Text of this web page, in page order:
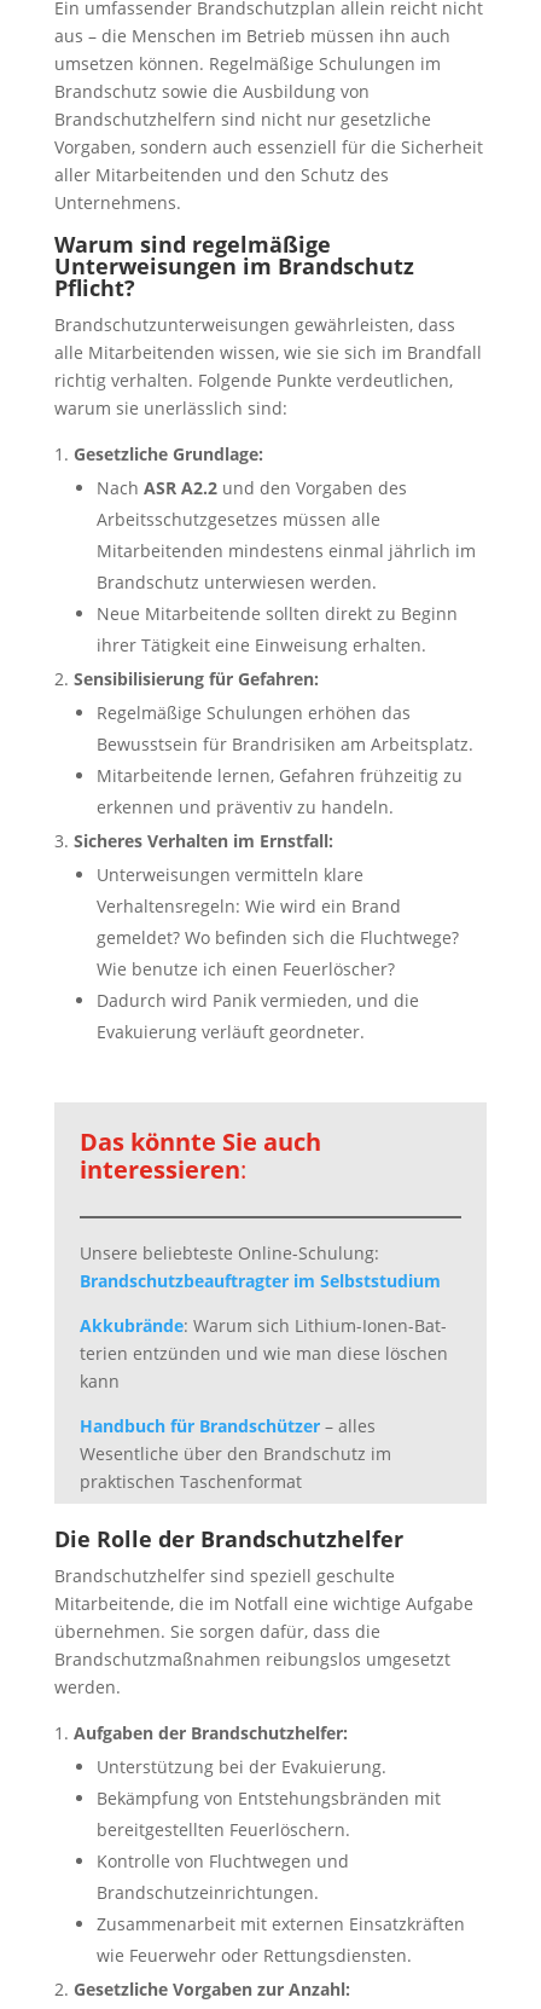
Ein umfassender Brandschutzplan allein reicht nicht
aus – die Menschen im Betrieb müssen ihn auch
umsetzen können. Regelmäßige Schulungen im
Brandschutz sowie die Ausbildung von
Brandschutzhelfern sind nicht nur gesetzliche
Vorgaben, sondern auch essenziell für die Sicherheit
aller Mitarbeitenden und den Schutz des
Unternehmens.
Warum sind regelmäßige
Unterweisungen im Brandschutz
Pflicht?
Brandschutzunterweisungen gewährleisten, dass
alle Mitarbeitenden wissen, wie sie sich im Brandfall
richtig verhalten. Folgende Punkte verdeutlichen,
warum sie unerlässlich sind:
Gesetzliche Grundlage:
Nach ASR A2.2und den Vorgaben des
Arbeitsschutzgesetzes müssen alle
Mitarbeitenden mindestens einmal jährlich im
Brandschutz unterwiesen werden.
Neue Mitarbeitende sollten direkt zu Beginn
ihrer Tätigkeit eine Einweisung erhalten.
Sensibilisierung für Gefahren:
Regelmäßige Schulungen erhöhen das
Bewusstsein für Brandrisiken am Arbeitsplatz.
Mitarbeitende lernen, Gefahren frühzeitig zu
erkennen und präventiv zu handeln.
Sicheres Verhalten im Ernstfall:
Unterweisungen vermitteln klare
Verhaltensregeln: Wie wird ein Brand
gemeldet? Wo befinden sich die Fluchtwege?
Wie benutze ich einen Feuerlöscher?
Dadurch wird Panik vermieden, und die
Evakuierung verläuft geordneter.
Das könnte Sie auch
interessieren:
Unsere beliebteste Online-Schulung:
Brandschutzbeauftragter im Selbststudium
Akku­brände: Warum sich Lithium-Ionen-Bat­
te­rien ent­zün­den und wie man diese löschen
kann
Handbuch für Brandschützer– alles
Wesentliche über den Brandschutz im
praktischen Taschenformat
Die Rolle der Brandschutzhelfer
Brandschutzhelfer sind speziell geschulte
Mitarbeitende, die im Notfall eine wichtige Aufgabe
übernehmen. Sie sorgen dafür, dass die
Brandschutzmaßnahmen reibungslos umgesetzt
werden.
Aufgaben der Brandschutzhelfer:
Unterstützung bei der Evakuierung.
Bekämpfung von Entstehungsbränden mit
bereitgestellten Feuerlöschern.
Kontrolle von Fluchtwegen und
Brandschutzeinrichtungen.
Zusammenarbeit mit externen Einsatzkräften
wie Feuerwehr oder Rettungsdiensten.
Gesetzliche Vorgaben zur Anzahl: